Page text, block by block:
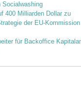
Socialwashing
400 Milliarden Dollar zu
der EU-Kommission
für Backoffice